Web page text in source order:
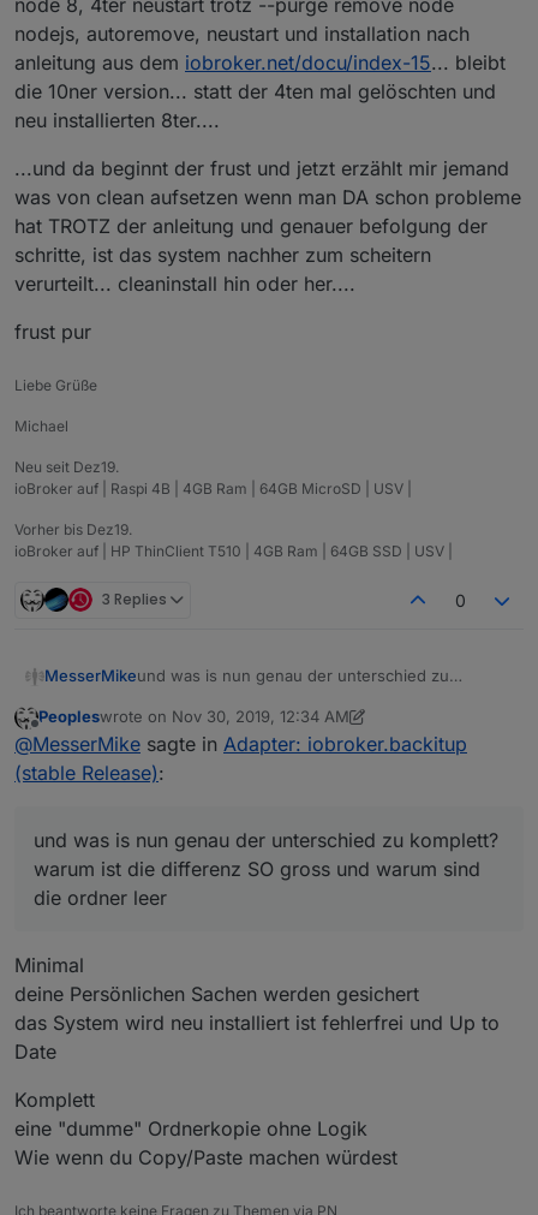
nodejs, autoremove, neustart und installation nach
anleitung aus dem iobroker.net/docu/index-15... bleibt
die 10ner version... statt der 4ten mal gelöschten und
neu installierten 8ter....
...und da beginnt der frust und jetzt erzählt mir jemand
was von clean aufsetzen wenn man DA schon probleme
hat TROTZ der anleitung und genauer befolgung der
schritte, ist das system nachher zum scheitern
verurteilt... cleaninstall hin oder her....
frust pur
Liebe Grüße
Michael
Neu seit Dez19.
ioBroker auf | Raspi 4B | 4GB Ram | 64GB MicroSD | USV |
Vorher bis Dez19.
ioBroker auf | HP ThinClient T510 | 4GB Ram | 64GB SSD | USV |
3 Replies 0
MesserMikeund was is nun genau der unterschied zu
warum sind die ordner leer
so und schon gehts los.... installiert wird node 10
statt node 8, 4ter neustart trotz --purge remove
node nodejs, autoremove, neustart und
installation nach anleitung aus dem
version... statt der 4ten mal gelöschten und neu
installierten 8ter....
...und da beginnt der frust und jetzt erzählt mir
genauer befolgung der schritte, ist das system
nachher zum scheitern verurteilt... cleaninstall hin
oder her....
Offline
Peopleswrote on Nov 30, 2019, 12:34 AM
last edited by PeoplesNov 30, 2019, 1:35 AM
@MesserMike sagte in Adapter: iobroker.backitup
(stable Release):
und was is nun genau der unterschied zu komplett?
warum ist die differenz SO gross und warum sind
die ordner leer
Minimal
deine Persönlichen Sachen werden gesichert
das System wird neu installiert ist fehlerfrei und Up to
Date
Komplett
eine "dumme" Ordnerkopie ohne Logik
Wie wenn du Copy/Paste machen würdest
Ich beantworte keine Fragen zu Themen via PN